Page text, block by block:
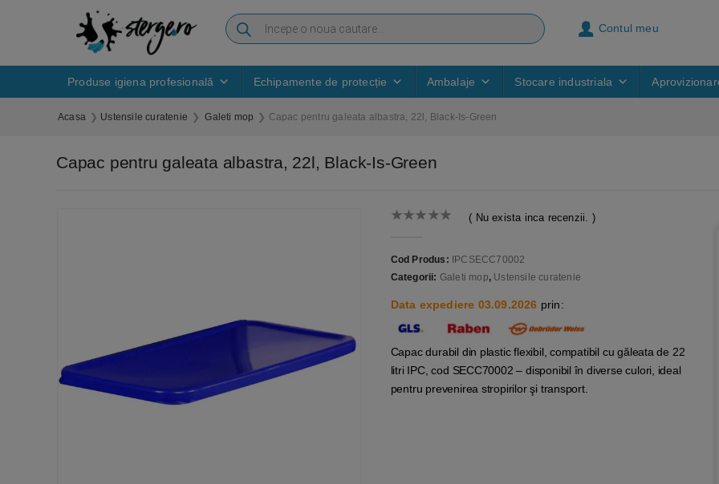
Contul meu
Produse igiena profesională Echipamente de protecție Ambalaje Stocare industriala
Acasa Ustensile curatenie Galeti mop Capac pentru galeata albastra, 22l, Black-Is-Green
Capac pentru galeata albastra, 22l, Black-Is-Green
( Nu exista inca recenzii. )
Cod Produs:
IPCSECC70002
Categorii: Galeti mop, Ustensile curatenie
Data expediere 03.09.2026 prin:
Capac durabil din plastic flexibil, compatibil cu găleata de 22
litri IPC, cod SECC70002 – disponibil în diverse culori, ideal
pentru prevenirea stropirilor şi transport.